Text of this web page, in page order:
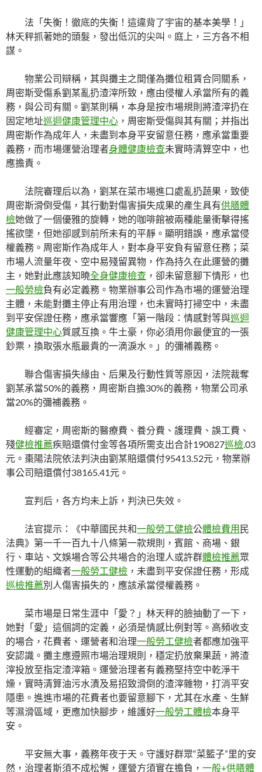
法「失衡！徹底的失衡！這違背了宇宙的基本美學！」
林天秤抓著她的頭髮，發出低沉的尖叫。庭上，三方各不相
謀。
物業公司辯稱，其與攤主之間僅為攤位租賃合同關系，
周密斯受傷系劉某亂扔渣滓所致，應由侵權人承當所有的義
務，與公司有關。劉某則稱，本身是按市場規則將渣滓扔在
固定地址巡迴健康管理中心 ，周密斯受傷與其有關；并指出
周密斯作為成年人，未盡到本身平安留意任務，應承當重要
義務，而市場運營治理者身體健康檢查未實時清算空中，也
應擔責。
法院審理后以為，劉某在菜市場進口處亂扔蔬果，致使
周密斯滑倒受傷，其行動對傷害損失成果的產生具有供膳體
檢她做了一個優雅的旋轉，她的咖啡館被兩種能量衝擊得搖
搖欲墜，但她卻感到前所未有的平靜。顯明錯誤，應承當侵
權義務。周密斯作為成年人，對本身平安負有留意任務；菜
市場人流量年夜、空中易殘留異物，作為持久在此運營的攤
主，她對此應該知曉全身健康檢查 ，卻未留意腳下情形，也
一般勞檢負有必定義務。物業辦事公司作為市場的運營治理
主體，未能對攤主停止有用治理，也未實時打掃空中，未盡
到平安保證任務，應承當響應「第一階段：情感對等與巡迴
健康管理中心質感互換。牛土豪，你必須用你最便宜的一張
鈔票，換取張水瓶最貴的一滴淚水。」的彌補義務。
聯合傷害損失緣由、后果及行動性質等原因，法院裁奪
劉某承當50%的義務，周密斯自擔30%的義務，物業公司承
當20%的彌補義務。
經審定，周密斯的醫療費、養分費、護理費、誤工費、
殘健檢推薦疾賠還償付金等各項所需支出合計190827巡檢.03
元。棗陽法院依法判決由劉某賠還償付95413.52元，物業辦
事公司賠還償付38165.41元。
宣判后，各方均未上訴，判決已失效。
法官提示：《中華國民共和一般勞工健檢公體檢費用民
法典》第一千一百九十八條第一款規則，賓館、商場、銀
行、車站、文娛場合等公共場合的治理人或許群體檢推薦眾
性運動的組織者一般勞工健檢 ，未盡到平安保證任務，形成
巡檢推薦別人傷害損失的，應該承當侵權義務。
菜市場是日常生涯中「愛？」林天秤的臉抽動了一下，
她對「愛」這個詞的定義，必須是情感比例對等。高頻收支
的場合，花費者、運營者和治理一般勞工健檢者都應加強平
安認識。攤主應遵照市場治理規則，穩定扔放棄果蔬，將渣
滓投放至指定渣滓箱。運營治理者有義務堅持空中乾淨干
燥，實時清算油污水漬及易招致滑倒的渣滓雜物，打消平安
隱患。進進市場的花費者也要留意腳下，尤其在水產、生鮮
等濕滑區域，更應加快腳步，維護好一般勞工體檢本身平
安。
平安無大事，義務年夜于天。守護好群眾“菜籃子”里的安
然，治理者斯須不成松懈，運營方須實在擔負， 一般+供膳體